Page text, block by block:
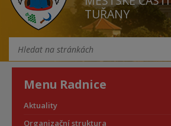
TUŘANY
Menu Radnice
Aktuality
Organizační struktura